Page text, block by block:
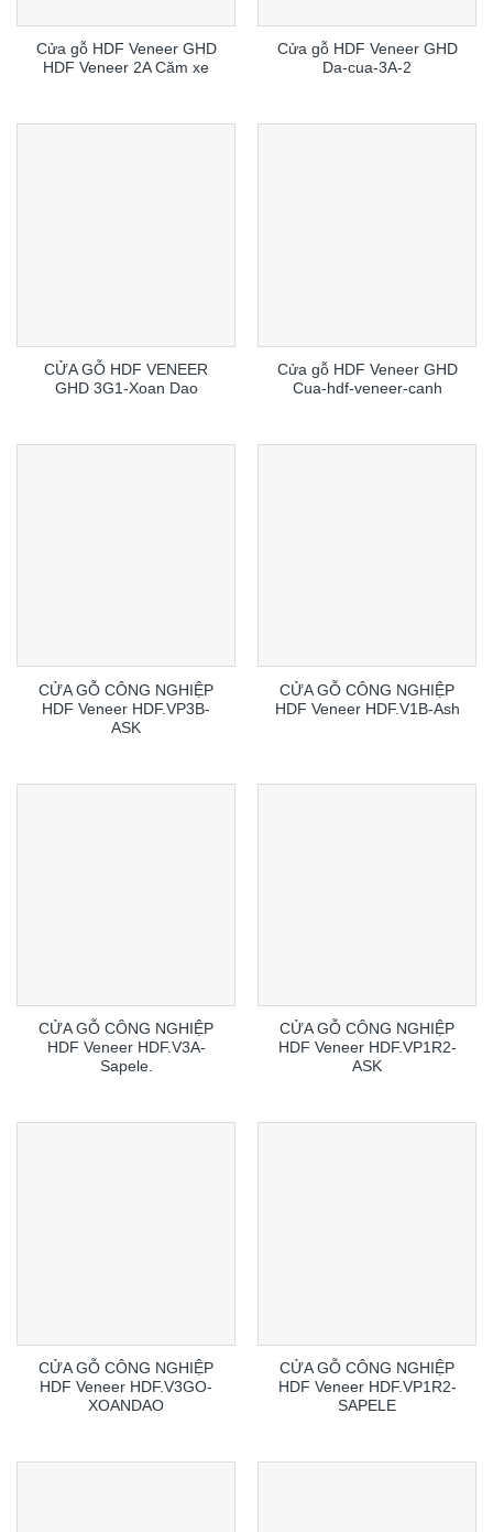
Cửa gỗ HDF Veneer GHD
HDF Veneer 2A Căm xe
Cửa gỗ HDF Veneer GHD
Da-cua-3A-2
CỬA GỖ HDF VENEER
GHD 3G1-Xoan Dao
Cửa gỗ HDF Veneer GHD
Cua-hdf-veneer-canh
CỬA GỖ CÔNG NGHIỆP
HDF Veneer HDF.VP3B-
ASK
CỬA GỖ CÔNG NGHIỆP
HDF Veneer HDF.V1B-Ash
CỬA GỖ CÔNG NGHIỆP
HDF Veneer HDF.V3A-
Sapele.
CỬA GỖ CÔNG NGHIỆP
HDF Veneer HDF.VP1R2-
ASK
CỬA GỖ CÔNG NGHIỆP
HDF Veneer HDF.V3GO-
XOANDAO
CỬA GỖ CÔNG NGHIỆP
HDF Veneer HDF.VP1R2-
SAPELE